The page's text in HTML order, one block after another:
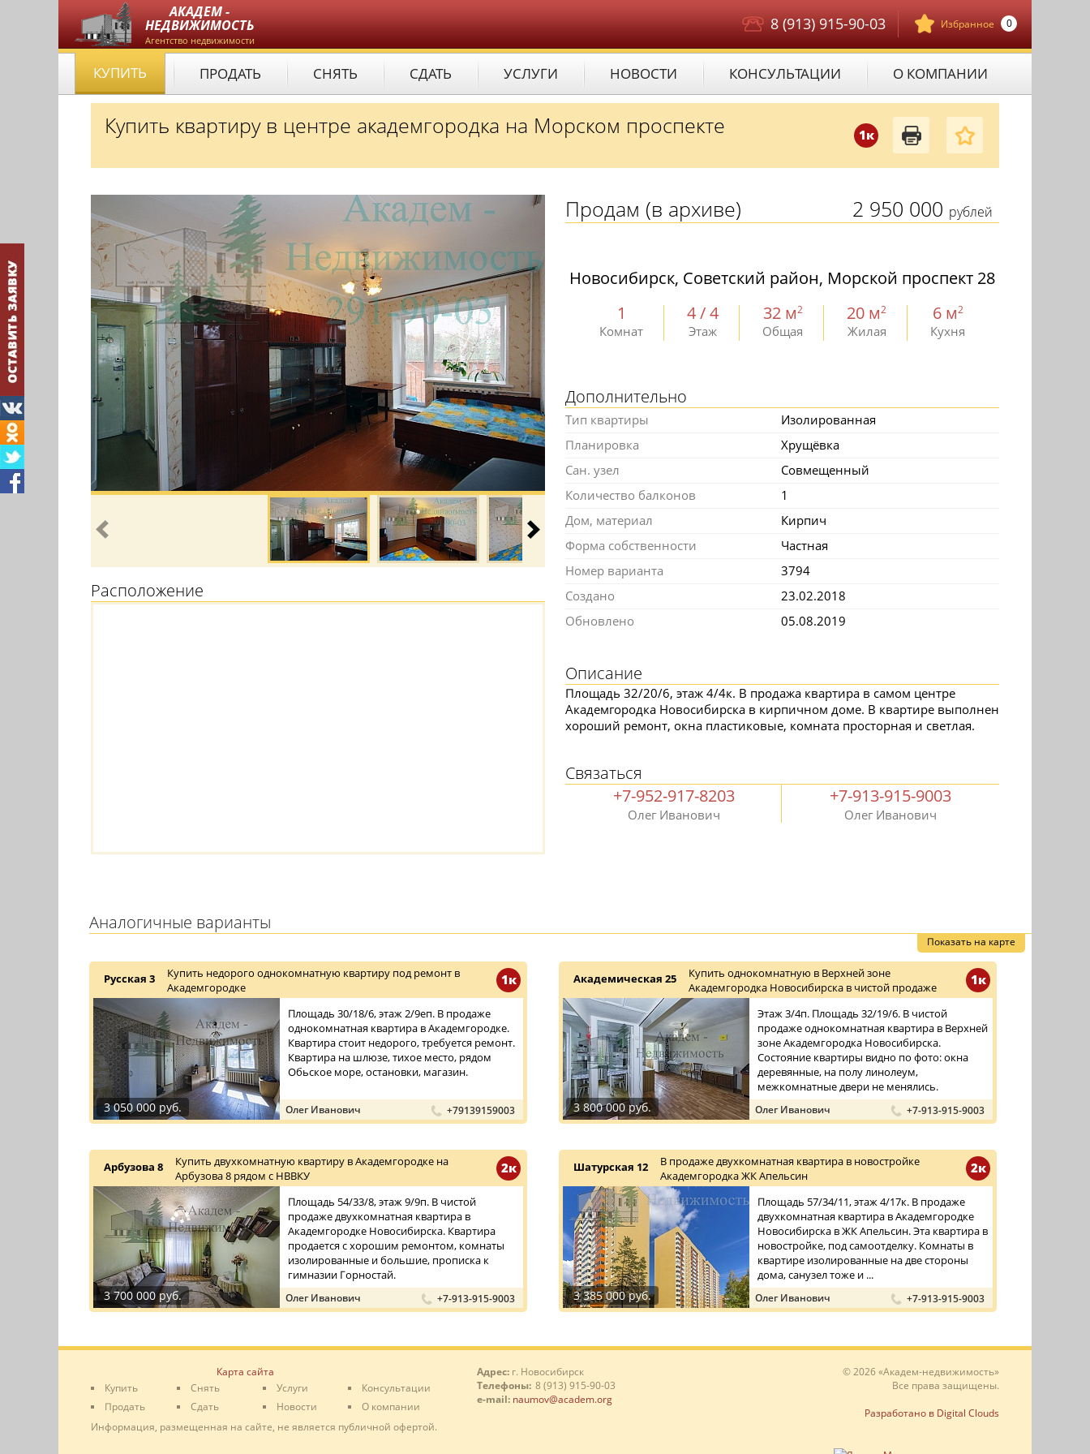
АКАДЕМ -
НЕДВИЖИМОСТЬ
Агентство недвижимости
Избранное 0
8 (913) 915-90-03
КУПИТЬ ПРОДАТЬ СНЯТЬ СДАТЬ УСЛУГИ НОВОСТИ КОНСУЛЬТАЦИИ О КОМПАНИИ
1к
Купить квартиру в центре академгородка на Морском проспекте
Расположение
2 950 000 рублей
Продам (в архиве)
Новосибирск, Советский район, Морской проспект 28
1
Комнат
4 / 4
Этаж
32 м2
Общая
20 м2
Жилая
6 м2
Кухня
Дополнительно
Тип квартиры
Изолированная
Планировка
Хрущёвка
Сан. узел
Совмещенный
Количество балконов
1
Дом, материал
Кирпич
Форма собственности
Частная
Номер варианта
3794
Создано
23.02.2018
Обновлено
05.08.2019
Описание
Площадь 32/20/6, этаж 4/4к. В продажа квартира в самом центре
Академгородка Новосибирска в кирпичном доме. В квартире выполнен
хороший ремонт, окна пластиковые, комната просторная и светлая.
Связаться
+7-952-917-8203
Олег Иванович
+7-913-915-9003
Олег Иванович
Аналогичные варианты
Показать на карте
1к
Русская 3
Купить недорого однокомнатную квартиру под ремонт в
Академгородке
3 050 000 руб.
Площадь 30/18/6, этаж 2/9еп. В продаже
однокомнатная квартира в Академгородке.
Квартира стоит недорого, требуется ремонт.
Квартира на шлюзе, тихое место, рядом
Обьское море, остановки, магазин.
Олег Иванович +79139159003
1к
Академическая 25
Купить однокомнатную в Верхней зоне
Академгородка Новосибирска в чистой продаже
3 800 000 руб.
Этаж 3/4п. Площадь 32/19/6. В чистой
продаже однокомнатная квартира в Верхней
зоне Академгородка Новосибирска.
Состояние квартиры видно по фото: окна
деревянные, на полу линолеум,
межкомнатные двери не менялись.
Олег Иванович +7-913-915-9003
2к
Арбузова 8
Купить двухкомнатную квартиру в Академгородке на
Арбузова 8 рядом с НВВКУ
3 700 000 руб.
Площадь 54/33/8, этаж 9/9п. В чистой
продаже двухкомнатная квартира в
Академгородке Новосибирска. Квартира
продается с хорошим ремонтом, комнаты
изолированные и большие, прописка к
гимназии Горностай.
Олег Иванович +7-913-915-9003
2к
Шатурская 12
В продаже двухкомнатная квартира в новостройке
Академгородка ЖК Апельсин
3 385 000 руб.
Площадь 57/34/11, этаж 4/17к. В продаже
двухкомнатная квартира в Академгородке
Новосибирска в ЖК Апельсин. Эта квартира в
новостройке, под самоотделку. Комнаты в
квартире изолированные на две стороны
дома, санузел тоже и ...
Олег Иванович +7-913-915-9003
Карта сайта
Купить
Продать
Снять
Сдать
Услуги
Новости
Консультации
О компании
Информация, размещенная на сайте, не является публичной офертой.
Адрес: г. Новосибирск
Телефоны: 8 (913) 915-90-03
e-mail: naumov@academ.org
© 2026 «Академ-недвижимость»
Все права защищены.
Разработано в Digital Clouds